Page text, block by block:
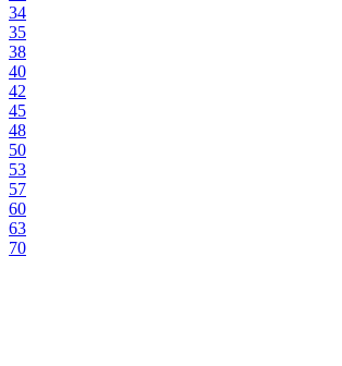
34
35
38
40
42
45
48
50
53
57
60
63
70